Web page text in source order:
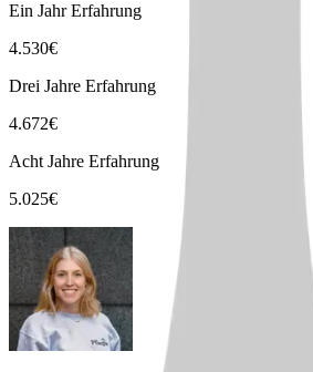
Ein Jahr Erfahrung
4.530€
Drei Jahre Erfahrung
4.672€
Acht Jahre Erfahrung
5.025€